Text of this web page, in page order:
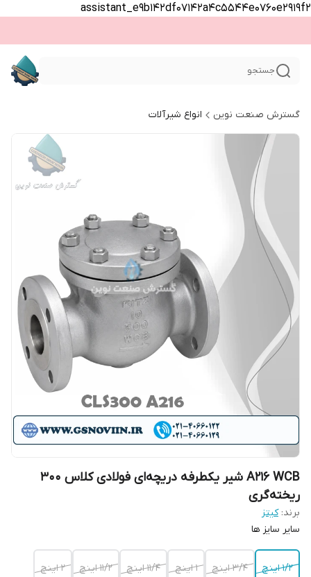
assistant_e9b142df07142a4c5544e0760e2919f2
جستجو
گسترش صنعت نوین انواع شیرآلات
A216 WCB شیر یکطرفه دریچه‌ای فولادی کلاس 300
ریخته‌گری
برند: کیتز
سایر سایز ها
۱/۲ اینچ ۳/۴ اینچ ۱ اینچ ۱۱/۴ اینچ ۱۱/۲ اینچ ۲ اینچ